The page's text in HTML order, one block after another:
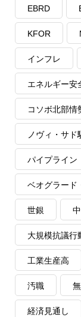
EBRD
KFOR
インフレ
エネルギー安
コソボ北部情
ノヴィ・サド
パイプライン
ベオグラード
世銀
大規模抗議行
工業生産高
汚職
経済見通し